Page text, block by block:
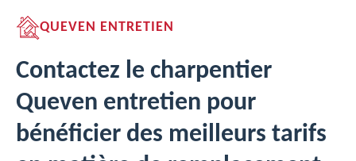
QUEVEN ENTRETIEN
Contactez le charpentier
Queven entretien pour
bénéficier des meilleurs tarifs